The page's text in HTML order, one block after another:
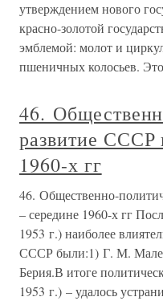
утверждением нового
красно-золотой
эмблемой: молот и
пшеничных колосьев.
46.
развитие СССР
1960-х гг
46. Общественно-
– середине 1960-х гг
1953 г.) наиболее
СССР были:1) Г. М.
Берия.В итоге
1953 г.) – удалось